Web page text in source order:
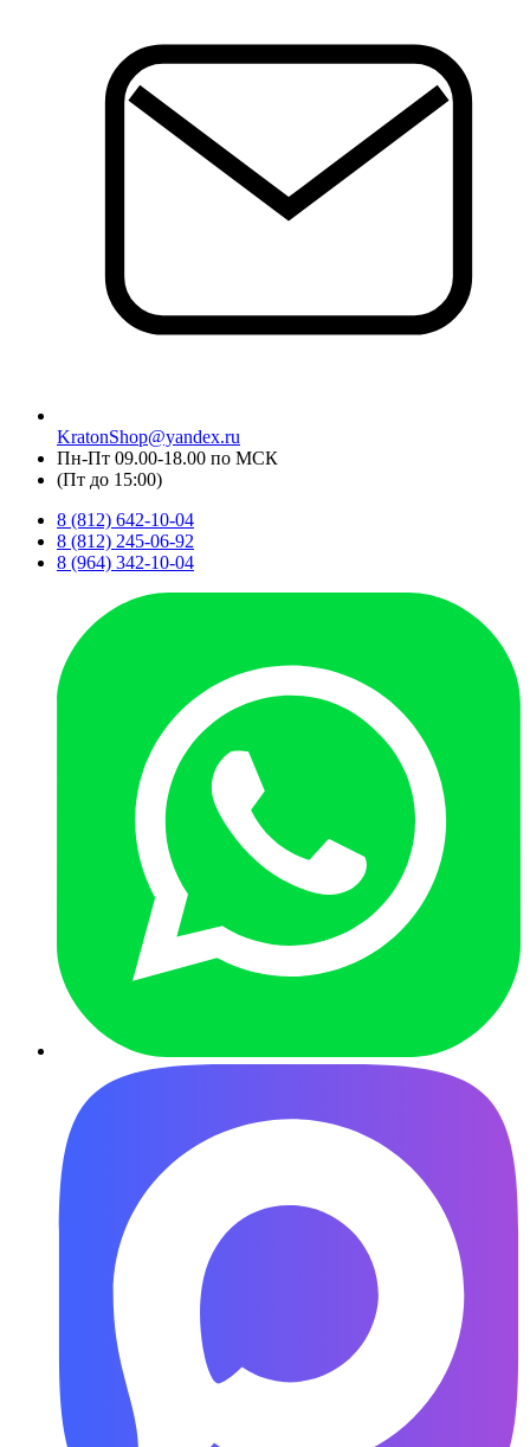
KratonShop@yandex.ru
Пн-Пт 09.00-18.00 по МСК
(Пт до 15:00)
8 (812) 642-10-04
8 (812) 245-06-92
8 (964) 342-10-04